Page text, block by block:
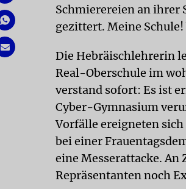
Schmierereien an ihrer
gezittert. Meine Schule!
Die Hebräischlehrerin
Real-Oberschule im
verstand sofort: Es ist
Cyber-Gymnasium
Vorfälle ereigneten
bei einer
eine Messerattacke.
Repräsentanten noch